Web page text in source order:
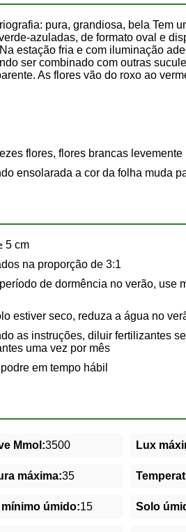
pura, grandiosa, bela Tem
azuladas, de formato oval e
estação fria e com iluminação
ser combinado com outras
As flores vão do roxo ao
flores, flores brancas levemente
ensolarada a cor da folha muda
5 cm
na proporção de 3:1
de dormência no verão, use
estiver seco, reduza a água no
as instruções, diluir fertilizantes
uma vez por mês
em tempo hábil
Mmol:3500 Lux
máxima:35
úmido:15 Solo